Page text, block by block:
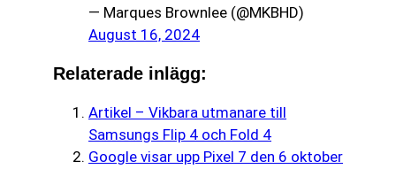
— Marques Brownlee (@MKBHD)
August 16, 2024
Relaterade inlägg:
Artikel – Vikbara utmanare till
Samsungs Flip 4 och Fold 4
Google visar upp Pixel 7 den 6 oktober